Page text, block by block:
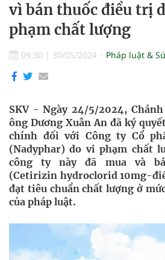
vì bán thuốc điều trị
phạm chất lượng
09:30 | 30/05/2024 Pháp luật &
SKV - Ngày 24/5/2024,
ông Dương Xuân An đã ký
chính đối với Công ty Cổ
(Nadyphar) do vi phạm chất
công ty này đã mua và
(Cetirizin hydroclorid 10mg-
đạt tiêu chuẩn chất lượng ở
của pháp luật.